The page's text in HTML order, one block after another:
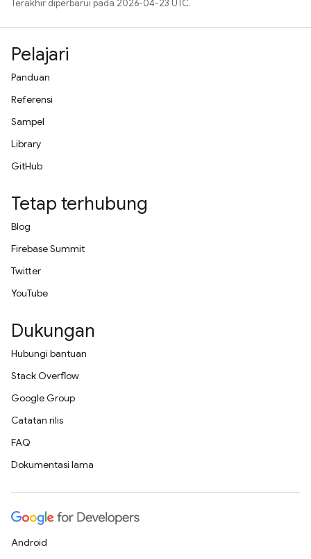
Terakhir diperbarui pada 2026-04-23 UTC.
Pelajari
Panduan
Referensi
Sampel
Library
GitHub
Tetap terhubung
Blog
Firebase Summit
Twitter
YouTube
Dukungan
Hubungi bantuan
Stack Overflow
Google Group
Catatan rilis
FAQ
Dokumentasi lama
Android